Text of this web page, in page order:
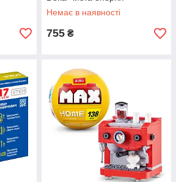
Немає в наявності
755 ₴